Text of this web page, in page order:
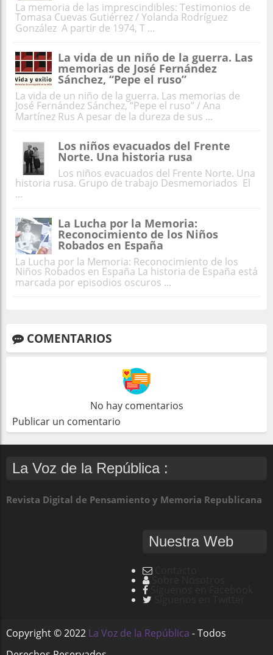
La memoria de las imprescindibles: Testimonios de
Tomasa Cuevas Gutiérrez / Yolanda Rodríguez
González A partir de 1974, T ...
La vida de un niño de la guerra. Las
memorias de José Fernández
Sánchez, “Pepe el ruso”
La vida de un niño de la guerra. Las memorias de
José Fernández Sánchez, “Pepe el ruso” / Ana
Martínez Rus A pesar de la dureza de sus ...
Los niños evacuados del Frente
Norte. Una historia rusa
Los niños evacuados del Frente Norte. Una
historia rusa. Grupo de trabajo Desmemoriados El
...
La Lucha por la Memoria:
Reconocimiento de los Niños
Robados en España
La Lucha por la Memoria: Reconocimiento de los
Niños Robados en España La historia de España está
marcada por episodios oscuros ...
COMENTARIOS
No hay comentarios
Publicar un comentario
La Voz de la República :
Revista Digital de Pensamiento y Memoria Republicana
Nuestra Web
Copyright ©2022 La Voz de la República - Todos